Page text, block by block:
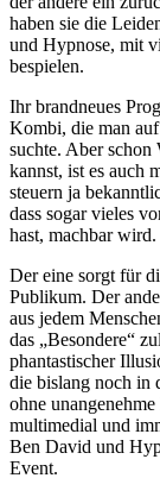
haben sie die
und Hypnose, mit
bespielen.
Ihr brandneues
Kombi, die man
suchte. Aber schon
kannst, ist es auch
steuern ja
dass sogar vieles
hast, machbar wird.
Der eine sorgt für
Publikum. Der
aus jedem
das „Besondere“
phantastischer
die bislang noch in
ohne
multimedial und
Ben David und
Event.